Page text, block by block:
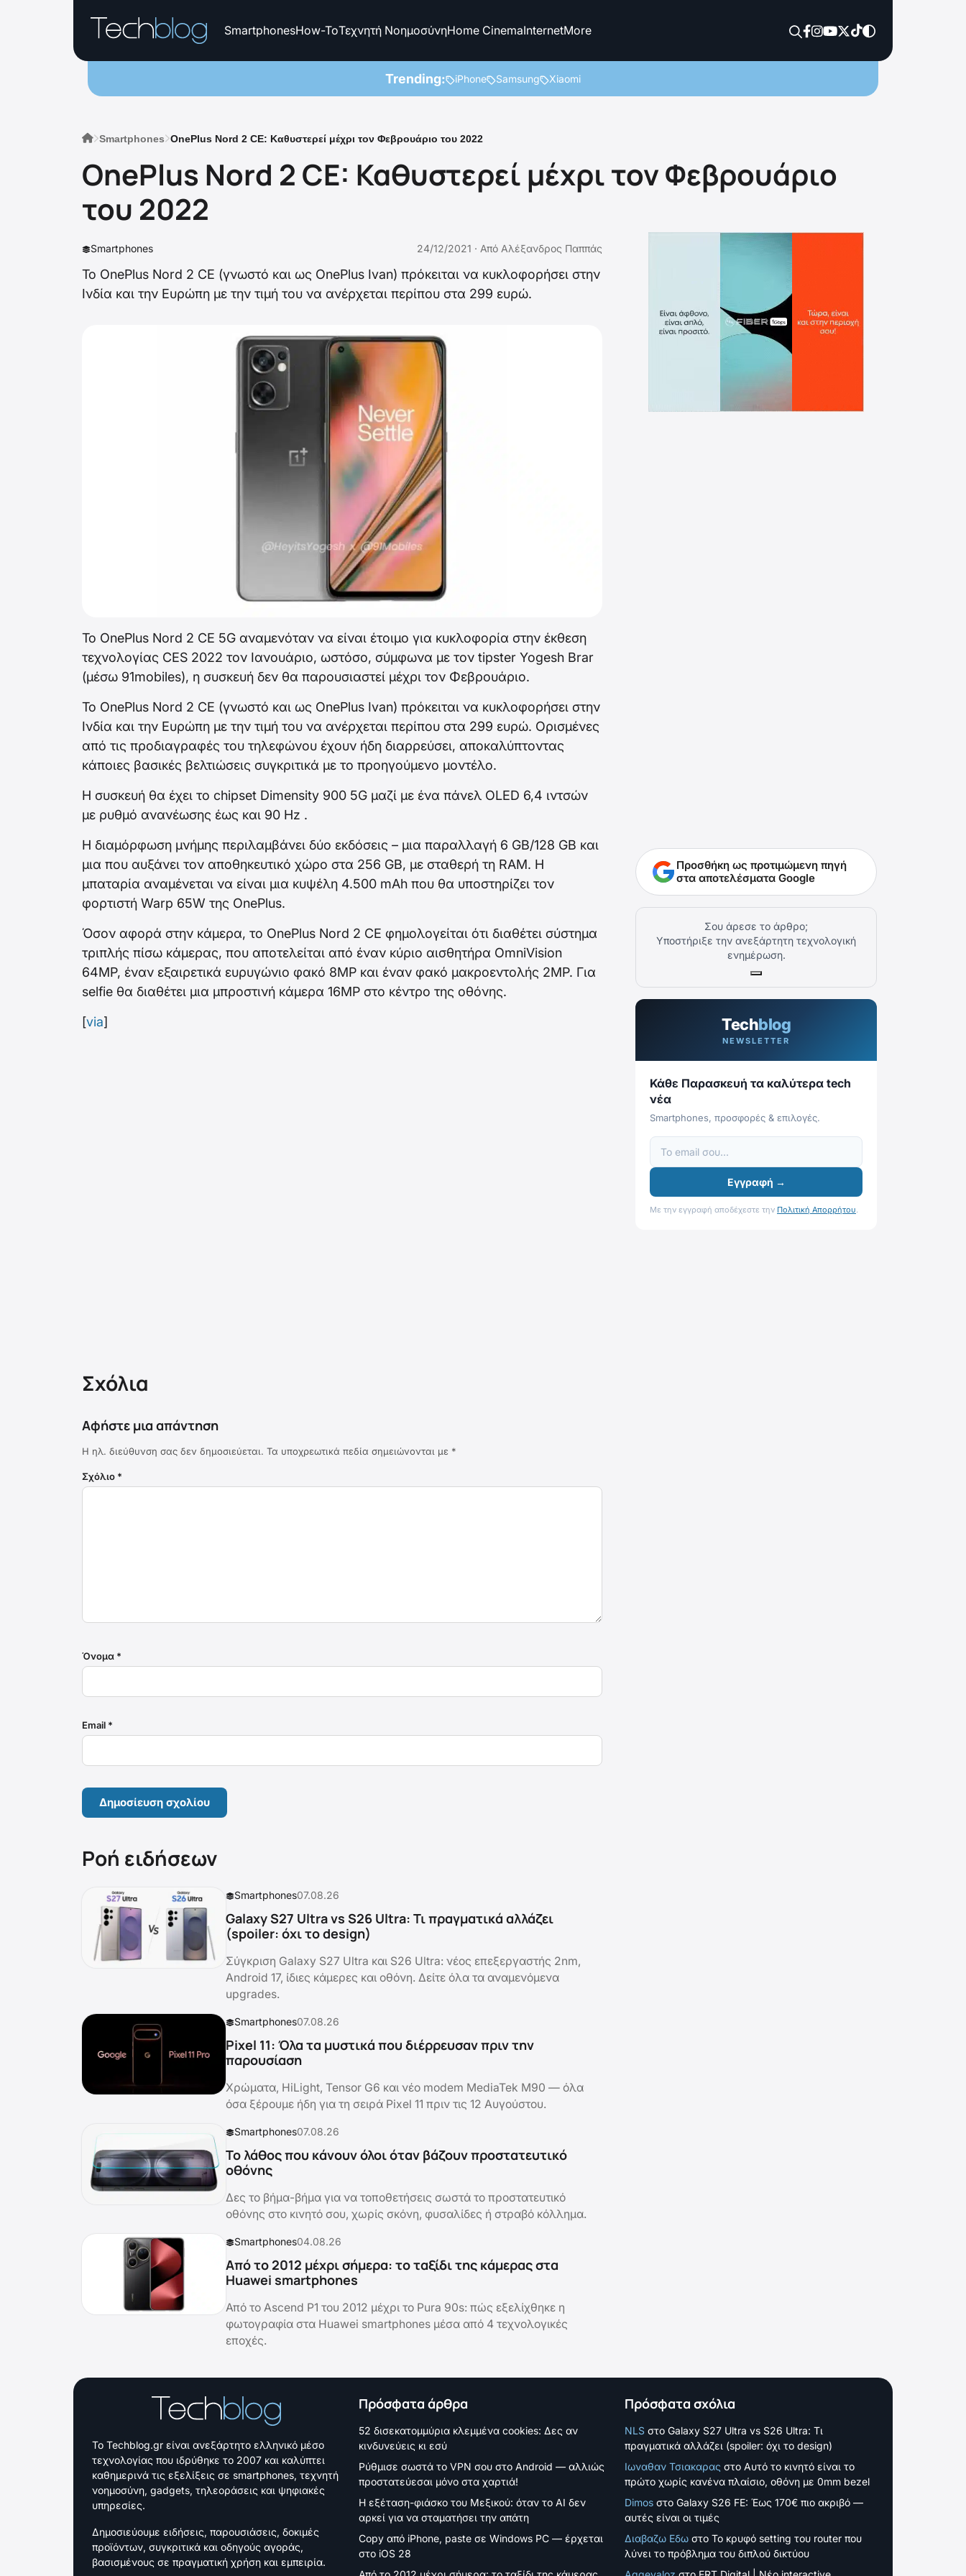
SmartphonesHow-ToΤεχνητή ΝοημοσύνηHome CinemaInternetMore
Trending: iPhone Samsung Xiaomi
Smartphones OnePlus Nord 2 CE: Καθυστερεί μέχρι τον Φεβρουάριο του 2022
OnePlus Nord 2 CE: Καθυστερεί μέχρι τον Φεβρουάριο
του 2022
Smartphones 24/12/2021 · Από Αλέξανδρος Παππάς
Το OnePlus Nord 2 CE (γνωστό και ως OnePlus Ivan) πρόκειται να κυκλοφορήσει στην
Ινδία και την Ευρώπη με την τιμή του να ανέρχεται περίπου στα 299 ευρώ.
Το OnePlus Nord 2 CE 5G αναμενόταν να είναι έτοιμο για κυκλοφορία στην έκθεση
τεχνολογίας CES 2022 τον Ιανουάριο, ωστόσο, σύμφωνα με τον tipster Yogesh Brar
(μέσω 91mobiles), η συσκευή δεν θα παρουσιαστεί μέχρι τον Φεβρουάριο.
Το OnePlus Nord 2 CE (γνωστό και ως OnePlus Ivan) πρόκειται να κυκλοφορήσει στην
Ινδία και την Ευρώπη με την τιμή του να ανέρχεται περίπου στα 299 ευρώ. Ορισμένες
από τις προδιαγραφές του τηλεφώνου έχουν ήδη διαρρεύσει, αποκαλύπτοντας
κάποιες βασικές βελτιώσεις συγκριτικά με το προηγούμενο μοντέλο.
Η συσκευή θα έχει το chipset Dimensity 900 5G μαζί με ένα πάνελ OLED 6,4 ιντσών
με ρυθμό ανανέωσης έως και 90 Hz .
Η διαμόρφωση μνήμης περιλαμβάνει δύο εκδόσεις – μια παραλλαγή 6 GB/128 GB και
μια που αυξάνει τον αποθηκευτικό χώρο στα 256 GB, με σταθερή τη RAM. Η
μπαταρία αναμένεται να είναι μια κυψέλη 4.500 mAh που θα υποστηρίζει τον
φορτιστή Warp 65W της OnePlus.
Όσον αφορά στην κάμερα, το OnePlus Nord 2 CE φημολογείται ότι διαθέτει σύστημα
τριπλής πίσω κάμερας, που αποτελείται από έναν κύριο αισθητήρα OmniVision
64MP, έναν εξαιρετικά ευρυγώνιο φακό 8MP και έναν φακό μακροεντολής 2MP. Για
selfie θα διαθέτει μια μπροστινή κάμερα 16MP στο κέντρο της οθόνης.
[via]
Σχόλια
Αφήστε μια απάντηση
Η ηλ. διεύθυνση σας δεν δημοσιεύεται. Τα υποχρεωτικά πεδία σημειώνονται με *
Σχόλιο *
Όνομα *
Email *
Ροή ειδήσεων
Smartphones07.08.26
Galaxy S27 Ultra vs S26 Ultra: Τι πραγματικά αλλάζει
(spoiler: όχι το design)
Σύγκριση Galaxy S27 Ultra και S26 Ultra: νέος επεξεργαστής 2nm,
Android 17, ίδιες κάμερες και οθόνη. Δείτε όλα τα αναμενόμενα
upgrades.
Smartphones07.08.26
Pixel 11: Όλα τα μυστικά που διέρρευσαν πριν την
παρουσίαση
Χρώματα, HiLight, Tensor G6 και νέο modem MediaTek M90 — όλα
όσα ξέρουμε ήδη για τη σειρά Pixel 11 πριν τις 12 Αυγούστου.
Smartphones07.08.26
Το λάθος που κάνουν όλοι όταν βάζουν προστατευτικό
οθόνης
Δες το βήμα-βήμα για να τοποθετήσεις σωστά το προστατευτικό
οθόνης στο κινητό σου, χωρίς σκόνη, φυσαλίδες ή στραβό κόλλημα.
Smartphones04.08.26
Από το 2012 μέχρι σήμερα: το ταξίδι της κάμερας στα
Huawei smartphones
Από το Ascend P1 του 2012 μέχρι το Pura 90s: πώς εξελίχθηκε η
φωτογραφία στα Huawei smartphones μέσα από 4 τεχνολογικές
εποχές.
Προσθήκη ως προτιμώμενη πηγή
στα αποτελέσματα Google
Σου άρεσε το άρθρο;
Υποστήριξε την ανεξάρτητη τεχνολογική
ενημέρωση.
Techblog
NEWSLETTER
Κάθε Παρασκευή τα καλύτερα tech
νέα
Smartphones, προσφορές & επιλογές.
Εγγραφή →
Με την εγγραφή αποδέχεστε την Πολιτική Απορρήτου.
Το Techblog.gr είναι ανεξάρτητο ελληνικό μέσο
τεχνολογίας που ιδρύθηκε το 2007 και καλύπτει
καθημερινά τις εξελίξεις σε smartphones, τεχνητή
νοημοσύνη, gadgets, τηλεοράσεις και ψηφιακές
υπηρεσίες.
Δημοσιεύουμε ειδήσεις, παρουσιάσεις, δοκιμές
προϊόντων, συγκριτικά και οδηγούς αγοράς,
βασισμένους σε πραγματική χρήση και εμπειρία.
Πρόσφατα άρθρα
52 δισεκατομμύρια κλεμμένα cookies: Δες αν
κινδυνεύεις κι εσύ
Ρύθμισε σωστά το VPN σου στο Android — αλλιώς
προστατεύεσαι μόνο στα χαρτιά!
Η εξέταση-φιάσκο του Μεξικού: όταν το AI δεν
αρκεί για να σταματήσει την απάτη
Copy από iPhone, paste σε Windows PC — έρχεται
στο iOS 28
Πρόσφατα σχόλια
NLSστοGalaxy S27 Ultra vs S26 Ultra: Τι
πραγματικά αλλάζει (spoiler: όχι το design)
Ιωναθαν ΤσιακαραςστοΑυτό το κινητό είναι το
πρώτο χωρίς κανένα πλαίσιο, οθόνη με 0mm bezel
DimosστοGalaxy S26 FE: Έως 170€ πιο ακριβό —
αυτές είναι οι τιμές
Διαβαζω ΕδωστοΤο κρυφό setting του router που
λύνει το πρόβλημα του διπλού δικτύου